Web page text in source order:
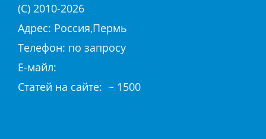
(С) 2010-2026
Адрес: Россия,Пермь
Телефон: по запросу
E-майл:
Cтaтeй нa caйтe: ~ 1500